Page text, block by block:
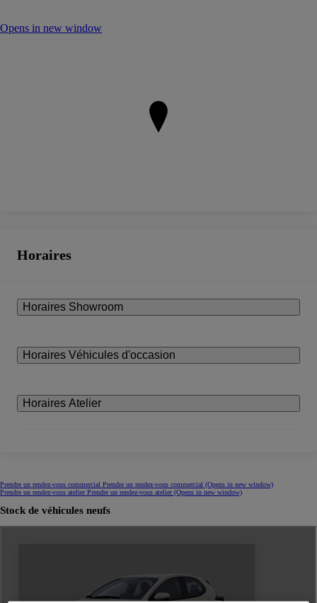
Opens in new window
Horaires
Horaires Showroom
Horaires Véhicules d'occasion
Horaires Atelier
Prendre un rendez-vous commercial Prendre un rendez-vous commercial (Opens in new window)
Prendre un rendez-vous atelierPrendre un rendez-vous atelier(Opens in new window)
Stock de véhicules neufs